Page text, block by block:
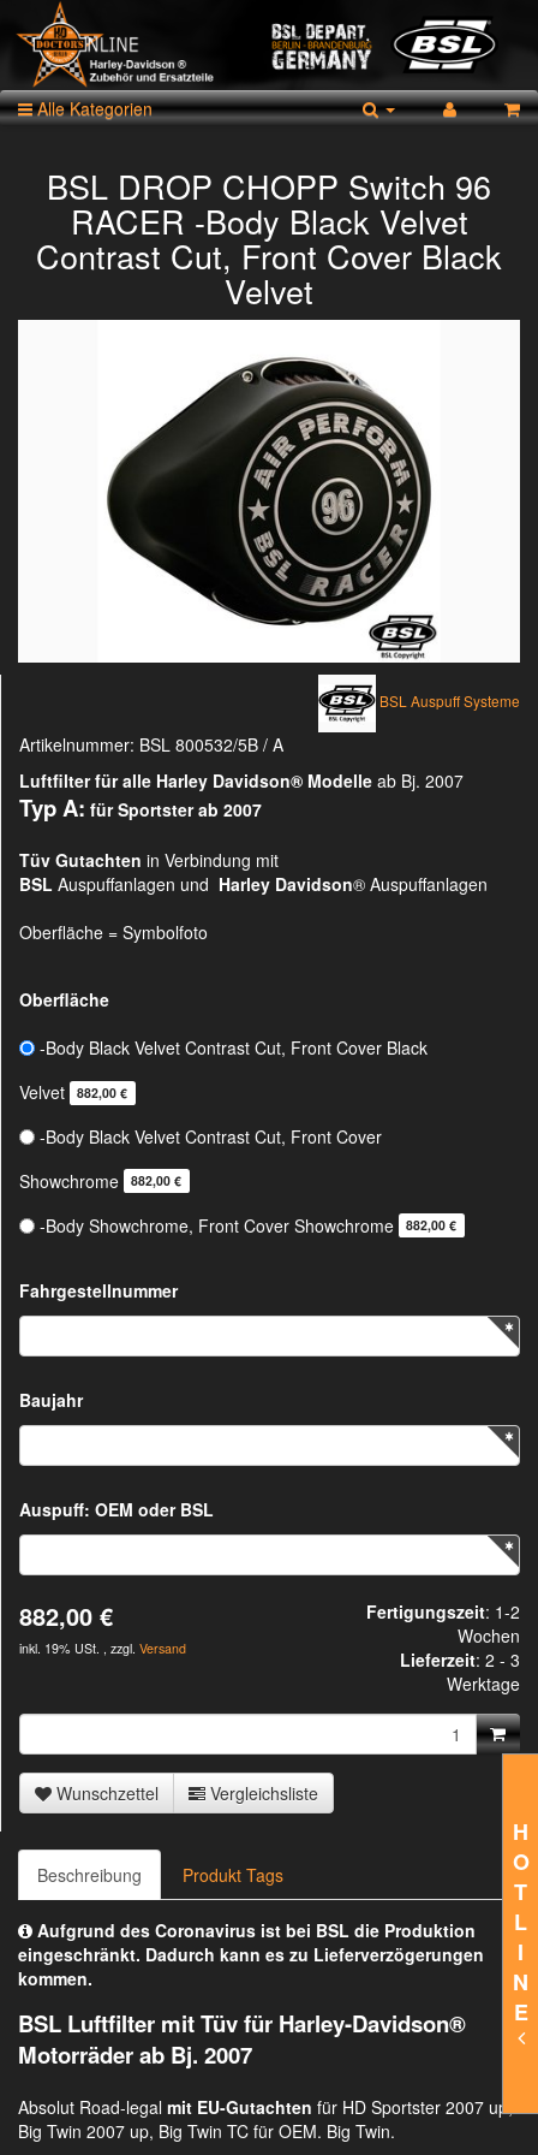
H
O
T
L
I
N
E
Alle Kategorien
BSL DROP CHOPP Switch 96
RACER -Body Black Velvet
Contrast Cut, Front Cover Black
Velvet
BSL Auspuff Systeme
Artikelnummer: BSL 800532/5B / A
Luftfilter für alle Harley Davidson® Modelle ab Bj. 2007
Typ A: für Sportster ab 2007
Tüv Gutachten in Verbindung mit
BSL Auspuffanlagen und Harley Davidson® Auspuffanlagen
Oberfläche = Symbolfoto
Oberfläche
-Body Black Velvet Contrast Cut, Front Cover Black
Velvet
882,00 €
-Body Black Velvet Contrast Cut, Front Cover
Showchrome
882,00 €
-Body Showchrome, Front Cover Showchrome 882,00 €
Fahrgestellnummer
Baujahr
Auspuff: OEM oder BSL
882,00 €
inkl. 19% USt. , zzgl. Versand
Fertigungszeit: 1-2
Wochen
Lieferzeit: 2 - 3
Werktage
Wunschzettel Vergleichsliste
Beschreibung Produkt Tags
Aufgrund des Coronavirus ist bei BSL die Produktion
eingeschränkt. Dadurch kann es zu Lieferverzögerungen
kommen.
BSL Luftfilter mit Tüv für Harley-Davidson®
Motorräder ab Bj. 2007
Absolut Road-legal mit EU-Gutachten für HD Sportster 2007 up,
Big Twin 2007 up, Big Twin TC für OEM. Big Twin.